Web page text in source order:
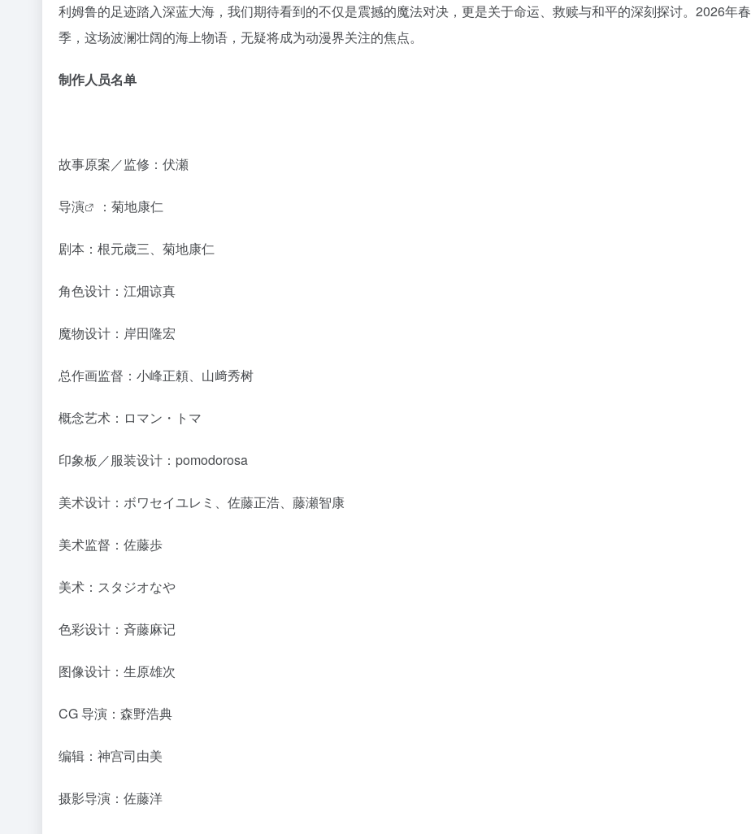
利姆鲁的足迹踏入深蓝大海，我们期待看到的不仅是震撼的魔法对决，更是关于命运、救赎与和平的深刻探讨。2026年春
季，这场波澜壮阔的海上物语，无疑将成为动漫界关注的焦点。
制作人员名单
故事原案／监修：伏瀬
导演 ：菊地康仁
剧本：根元歳三、菊地康仁
角色设计：江畑谅真
魔物设计：岸田隆宏
总作画监督：小峰正頼、山﨑秀树
概念艺术：ロマン・トマ
印象板／服装设计：pomodorosa
美术设计：ボワセイユレミ、佐藤正浩、藤瀬智康
美术监督：佐藤歩
美术：スタジオなや
色彩设计：斉藤麻记
图像设计：生原雄次
CG 导演：森野浩典
编辑：神宫司由美
摄影导演：佐藤洋